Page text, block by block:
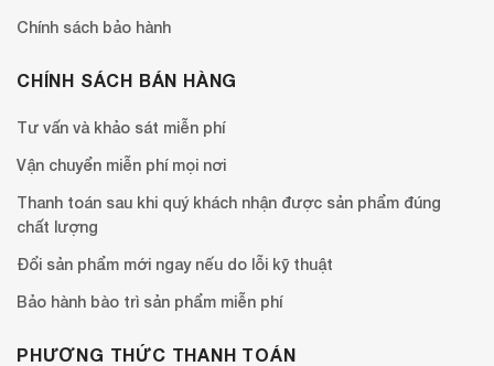
Chính sách bảo hành
CHÍNH SÁCH BÁN HÀNG
Tư vấn và khảo sát miễn phí
Vận chuyển miễn phí mọi nơi
Thanh toán sau khi quý khách nhận được sản phẩm đúng
chất lượng
Đổi sản phẩm mới ngay nếu do lỗi kỹ thuật
Bảo hành bào trì sản phẩm miễn phí
PHƯƠNG THỨC THANH TOÁN